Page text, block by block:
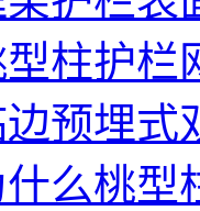
柱护栏
边预埋式
什么桃型